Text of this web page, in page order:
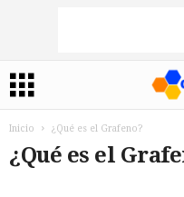
Inicio ¿Qué es el Grafeno?
¿Qué es el